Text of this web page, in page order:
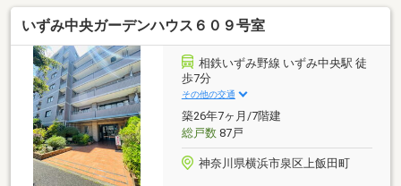
ン。東宝ハウスライフソリューションズグループはお
かげさまで創業50年。たくさんのお客様からのお言葉
に感謝してこれからも楽しく素敵なお家探しをお約束
します。お家探しを始めてみようと思われたらまず
は、お気軽に東宝ハウス町田に相談してみませんか？
何も決まっていなくて大丈夫！まずはお客様の夢をお
聞かせください！お問合せをお待ちしております☆☆
いずみ中央ガーデンハウス６０９号室
相鉄いずみ野線 いずみ中央駅 徒
歩7分
その他の交通
築26年7ヶ月/7階建
総戸数87戸
神奈川県横浜市泉区上飯田町